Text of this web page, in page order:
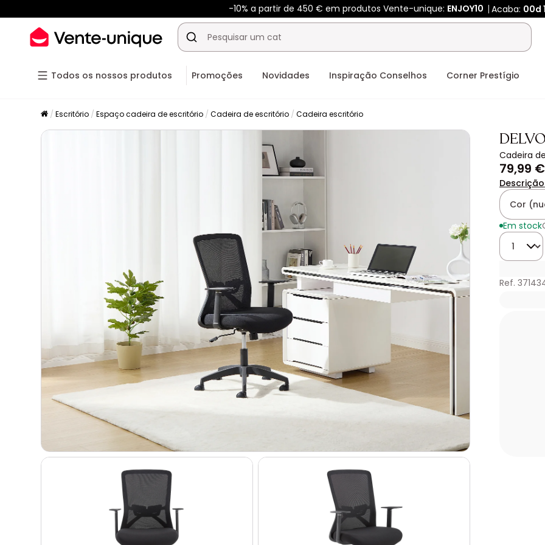
-10% a partir de 450 € em produtos Vente-unique: ENJOY10 Acaba: 00d
Todos os nossos produtos Promoções Novidades Inspiração Conselhos Corner Prestígio
Escritório Espaço cadeira de escritório Cadeira de escritório Cadeira escritório
Cadeira
79,99 €
Descrição
Cor
Em stock
Ref.